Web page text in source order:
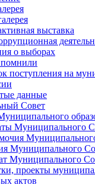
выставка
о выборах
поступления на
данные
Совет
Муниципального
Муниципального
Муниципального
проекты
актов